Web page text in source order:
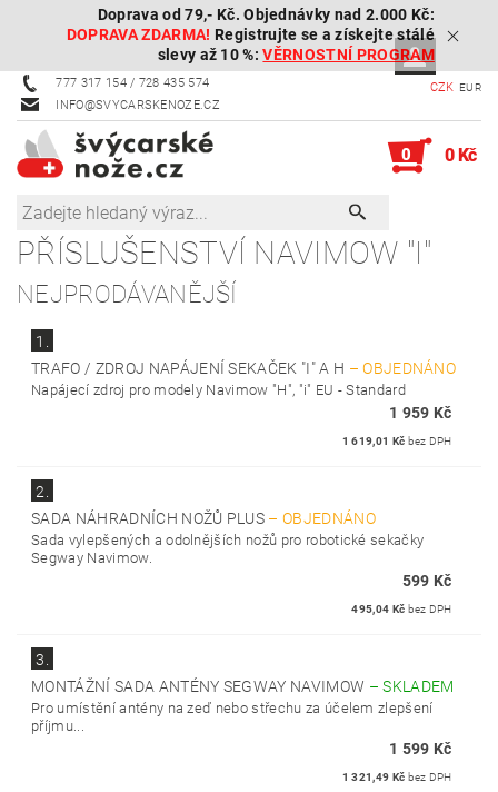
Doprava od 79,- Kč. Objednávky nad 2.000 Kč:
DOPRAVA ZDARMA! Registrujte se a získejte stálé
slevy až 10 %:VĚRNOSTNÍ PROGRAM
777 317 154 / 728 435 574
INFO@SVYCARSKENOZE.CZ
CZK EUR
0 0 Kč
PŘÍSLUŠENSTVÍ NAVIMOW "I"
NEJPRODÁVANĚJŠÍ
1.
TRAFO / ZDROJ NAPÁJENÍ SEKAČEK "I" A H –OBJEDNÁNO
Napájecí zdroj pro modely Navimow "H", "i" EU - Standard
1 959 Kč
1 619,01 Kč bez DPH
2.
SADA NÁHRADNÍCH NOŽŮ PLUS –OBJEDNÁNO
Sada vylepšených a odolnějších nožů pro robotické sekačky
Segway Navimow.
599 Kč
495,04 Kč bez DPH
3.
MONTÁŽNÍ SADA ANTÉNY SEGWAY NAVIMOW –SKLADEM
Pro umístění antény na zeď nebo střechu za účelem zlepšení
příjmu...
1 599 Kč
1 321,49 Kč bez DPH